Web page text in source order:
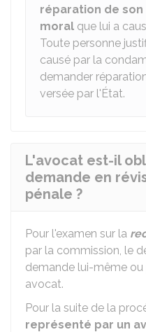
réparation de
moral que lui a
Toute personne
causé par la
demander
versée par l'État.
L'avocat est-il
demande en
pénale ?
Pour l'examen sur la
par la commission, le
demande lui-même ou
avocat.
Pour la suite de la
représenté par un